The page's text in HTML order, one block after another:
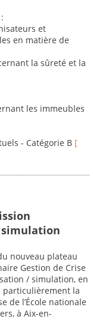
et
en matière de
la sûreté et la
les immeubles
- Catégorie B [
nouveau plateau
Gestion de Crise
/ simulation, en
particulièrement la
de l’École nationale
à Aix-en-